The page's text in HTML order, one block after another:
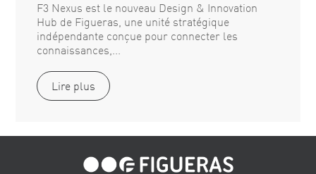
F3 Nexus est le nouveau Design & Innovation
Hub de Figueras, une unité stratégique
indépendante conçue pour connecter les
connaissances,...
Lire plus